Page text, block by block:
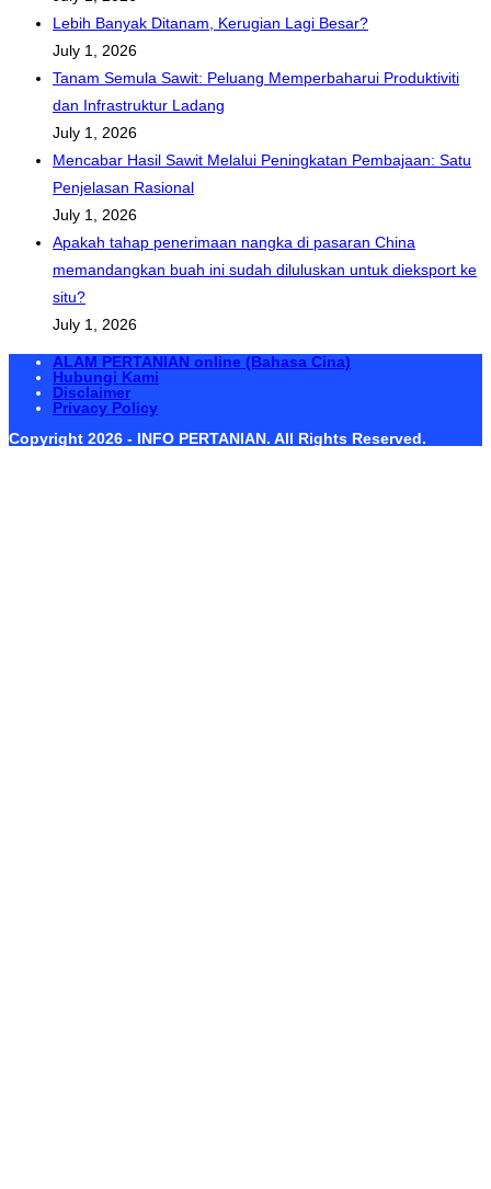
Lebih Banyak Ditanam, Kerugian Lagi Besar?
July 1, 2026
Tanam Semula Sawit: Peluang Memperbaharui Produktiviti
dan Infrastruktur Ladang
July 1, 2026
Mencabar Hasil Sawit Melalui Peningkatan Pembajaan: Satu
Penjelasan Rasional
July 1, 2026
Apakah tahap penerimaan nangka di pasaran China
memandangkan buah ini sudah diluluskan untuk dieksport ke
situ?
July 1, 2026
ALAM PERTANIAN online (Bahasa Cina)
Hubungi Kami
Disclaimer
Privacy Policy
Copyright 2026 - INFO PERTANIAN. All Rights Reserved.